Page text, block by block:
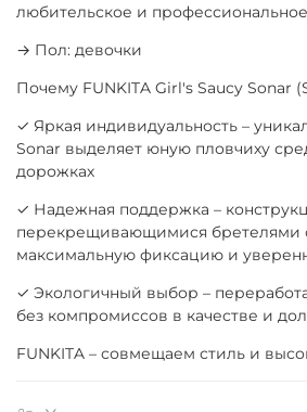
любительское и
→ Пол: девочки
Почему FUNKITA Girl's Saucy Sonar
✓ Яркая индивидуальность –
Sonar выделяет юную пловчиху
дорожках
✓ Надежная поддержка –
перекрещивающимися бретелями
максимальную фиксацию и
✓ Экологичный выбор –
без компромиссов в качестве и
FUNKITA – совмещаем стиль и